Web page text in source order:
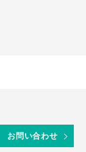
お問い合わせ